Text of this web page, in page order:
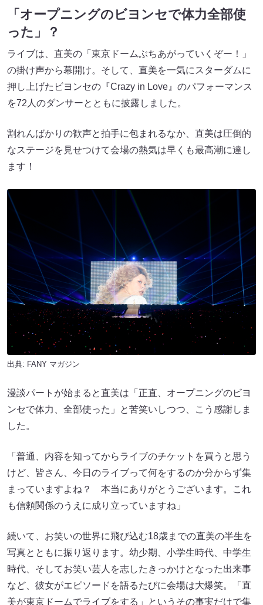
「オープニングのビヨンセで体力全部使
った」？
ライブは、直美の「東京ドームぶちあがっていくぞー！」
の掛け声から幕開け。そして、直美を一気にスターダムに
押し上げたビヨンセの『Crazy in Love』のパフォーマンス
を72人のダンサーとともに披露しました。
割れんばかりの歓声と拍手に包まれるなか、直美は圧倒的
なステージを見せつけて会場の熱気は早くも最高潮に達し
ます！
出典: FANY マガジン
漫談パートが始まると直美は「正直、オープニングのビヨ
ンセで体力、全部使った」と苦笑いしつつ、こう感謝しま
した。
「普通、内容を知ってからライブのチケットを買うと思う
けど、皆さん、今日のライブって何をするのか分からず集
まっていますよね？ 本当にありがとうございます。これ
も信頼関係のうえに成り立っていますね」
続いて、お笑いの世界に飛び込む18歳までの直美の半生を
写真とともに振り返ります。幼少期、小学生時代、中学生
時代、そしてお笑い芸人を志したきっかけとなった出来事
など、彼女がエピソードを語るたびに会場は大爆笑。「直
美が東京ドームでライブをする」というその事実だけで集